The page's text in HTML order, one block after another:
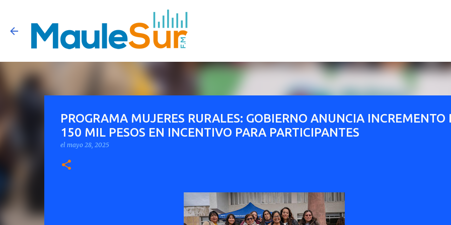
PROGRAMA MUJERES RURALES: GOBIERNO ANUNCIA INCREMENTO
150 MIL PESOS EN INCENTIVO PARA PARTICIPANTES
el mayo 28, 2025